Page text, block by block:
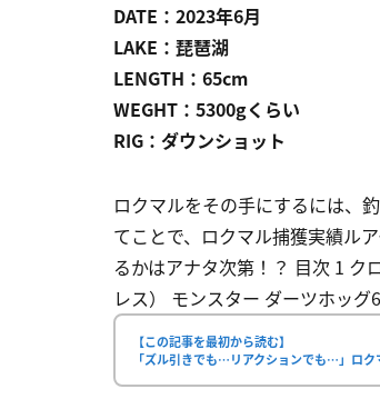
DATE：2023年6月
LAKE：琵琶湖
LENGTH：65cm
WEGHT：5300gくらい
RIG：ダウンショット
ロクマルをその手にするには、
てことで、ロクマル捕獲実績ル
るかはアナタ次第！？ 目次 1
レス） モンスター ダーツホッ
【この記事を最初から読む】
「ズル引きでも…リアクションでも…」ロク